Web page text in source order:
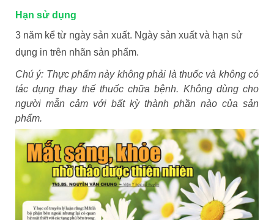
Hạn sử dụng
3 năm kể từ ngày sản xuất. Ngày sản xuất và hạn sử
dụng in trên nhãn sản phẩm.
Chú ý: Thực phẩm này không phải là thuốc và không có
tác dụng thay thế thuốc chữa bệnh. Không dùng cho
người mẫn cảm với bất kỳ thành phần nào của sản
phẩm.